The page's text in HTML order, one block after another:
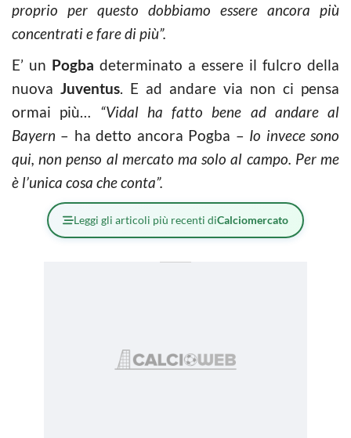
proprio per questo dobbiamo essere ancora più
concentrati e fare di più”.
E’ un Pogba determinato a essere il fulcro della
nuova Juventus. E ad andare via non ci pensa
ormai più… “Vidal ha fatto bene ad andare al
Bayern – ha detto ancora Pogba – Io invece sono
qui, non penso al mercato ma solo al campo. Per me
è l’unica cosa che conta”.
Leggi gli articoli più recenti diCalciomercato